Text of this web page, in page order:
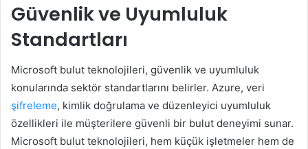
Güvenlik ve Uyumluluk
Standartları
Microsoft bulut teknolojileri, güvenlik ve uyumluluk
konularında sektör standartlarını belirler. Azure, veri
şifreleme, kimlik doğrulama ve düzenleyici uyumluluk
özellikleri ile müşterilere güvenli bir bulut deneyimi sunar.
Microsoft bulut teknolojileri, hem küçük işletmeler hem de